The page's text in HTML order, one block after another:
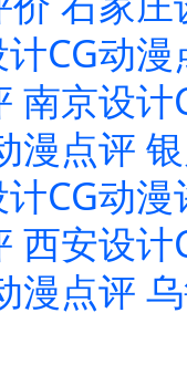
CG动漫
南京设计
漫点评
CG动漫
西安设计
漫点评